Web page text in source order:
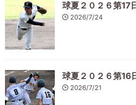
球夏２０２６第17
2026/7/24
球夏２０２６第16
2026/7/21